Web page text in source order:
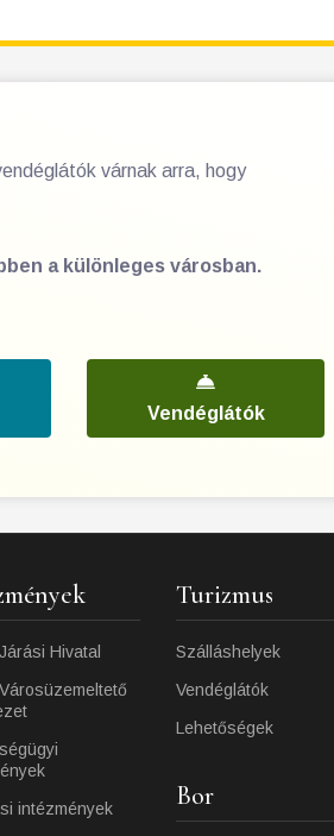
várnak arra, hogy
a különleges városban.
Vendéglátók
Hivatal
intézmények
Turizmus
Szálláshelyek
Vendéglátók
Lehetőségek
Bor